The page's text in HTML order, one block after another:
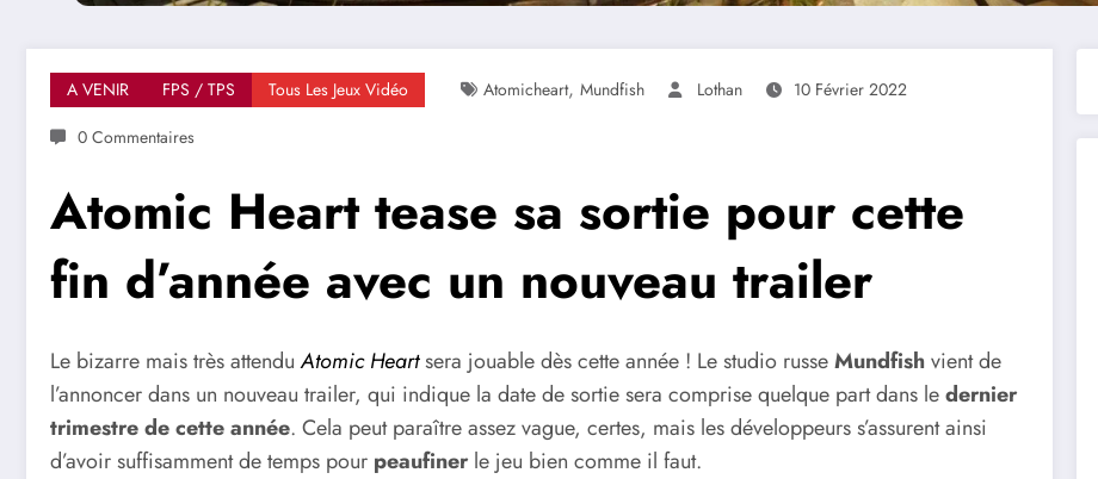
A VENIR FPS / TPS Tous Les Jeux Vidéo Atomicheart, Mundfish Lothan
10 Février 2022
0 Commentaires
Atomic Heart tease sa sortie pour cette
fin d’année avec un nouveau trailer
Le bizarre mais très attenduAtomic Heartsera jouable dès cette année ! Le studio russeMundfishvient de
l’annoncer dans un nouveau trailer, qui indique la date de sortie sera comprise quelque part dans ledernier
trimestre de cette année. Cela peut paraître assez vague, certes, mais les développeurs s’assurent ainsi
d’avoir suffisamment de temps pour peaufiner le jeu bien comme il faut.